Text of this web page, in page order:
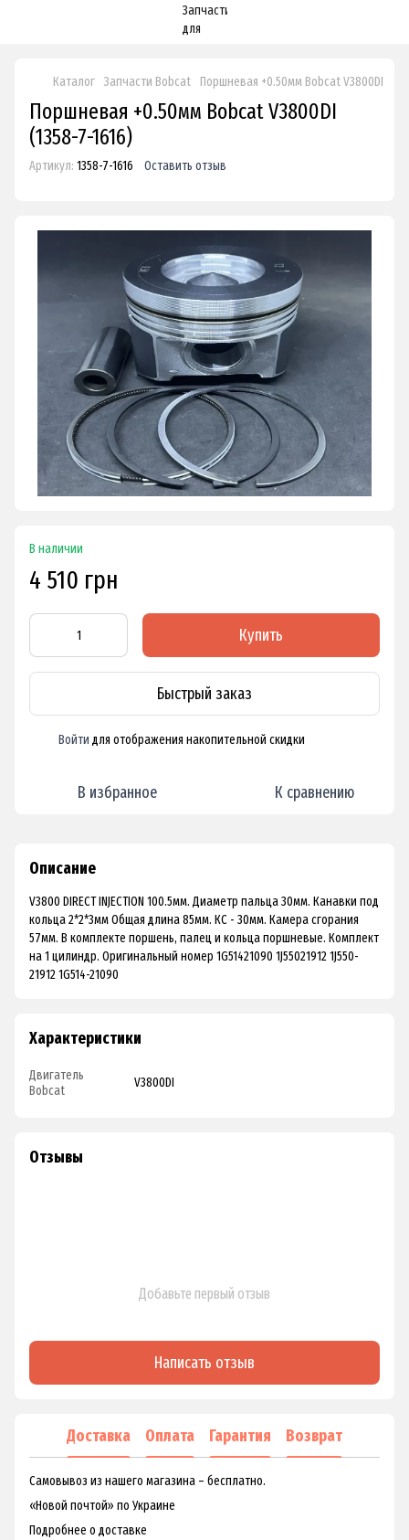
Каталог Запчасти Bobcat Поршневая +0.50мм Bobcat V3800DI
Поршневая +0.50мм Bobcat V3800DI
(1358-7-1616)
Артикул: 1358-7-1616 Оставить отзыв
В наличии
4 510 грн
Купить
Быстрый заказ
Войти для отображения накопительной скидки
В избранное К сравнению
Описание
V3800 DIRECT INJECTION 100.5мм. Диаметр пальца 30мм. Канавки под
кольца 2*2*3мм Общая длина 85мм. КС - 30мм. Камера сгорания
57мм. В комплекте поршень, палец и кольца поршневые. Комплект
на 1 цилиндр. Оригинальный номер 1G51421090 1J55021912 1J550-
21912 1G514-21090
Характеристики
Двигатель
Bobcat
V3800DI
Отзывы
Добавьте первый отзыв
Написать отзыв
Доставка Оплата Гарантия Возврат
Самовывоз из нашего магазина – бесплатно.
«Новой почтой» по Украине
Подробнее о доставке